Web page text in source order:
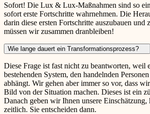
Sofort! Die Lux & Lux-Maßnahmen sind so
sofort erste Fortschritte wahrnehmen. Die
darin diese ersten Fortschritte auszubauen und
müssen wir zusammen dranbleiben!
Wie lange dauert ein Transformationsprozess?
Diese Frage ist fast nicht zu beantworten, weil
bestehenden System, den handelnden
abhängt. Wir gehen aber immer so vor, dass
Bild von der Situation machen. Dieses ist ein
Danach geben wir Ihnen unsere
zeitlich. Sie entscheiden dann.